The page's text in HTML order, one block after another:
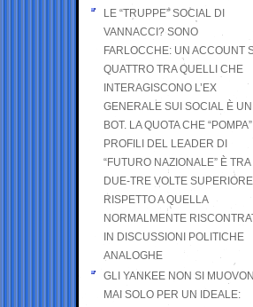
LE “TRUPPE” SOCIAL DI
VANNACCI? SONO
FARLOCCHE: UN ACCOUNT
QUATTRO TRA QUELLI CHE
INTERAGISCONO L’EX
GENERALE SUI SOCIAL È UN
BOT. LA QUOTA CHE “POMPA” I
PROFILI DEL LEADER DI
“FUTURO NAZIONALE” È TRA
DUE-TRE VOLTE SUPERIORE
RISPETTO A QUELLA
NORMALMENTE
IN DISCUSSIONI POLITICHE
ANALOGHE
GLI YANKEE NON SI
MAI SOLO PER UN IDEALE: